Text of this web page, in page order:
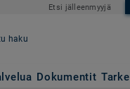
Etsi jälleenmyyjä
haku
Dokumentit
0059